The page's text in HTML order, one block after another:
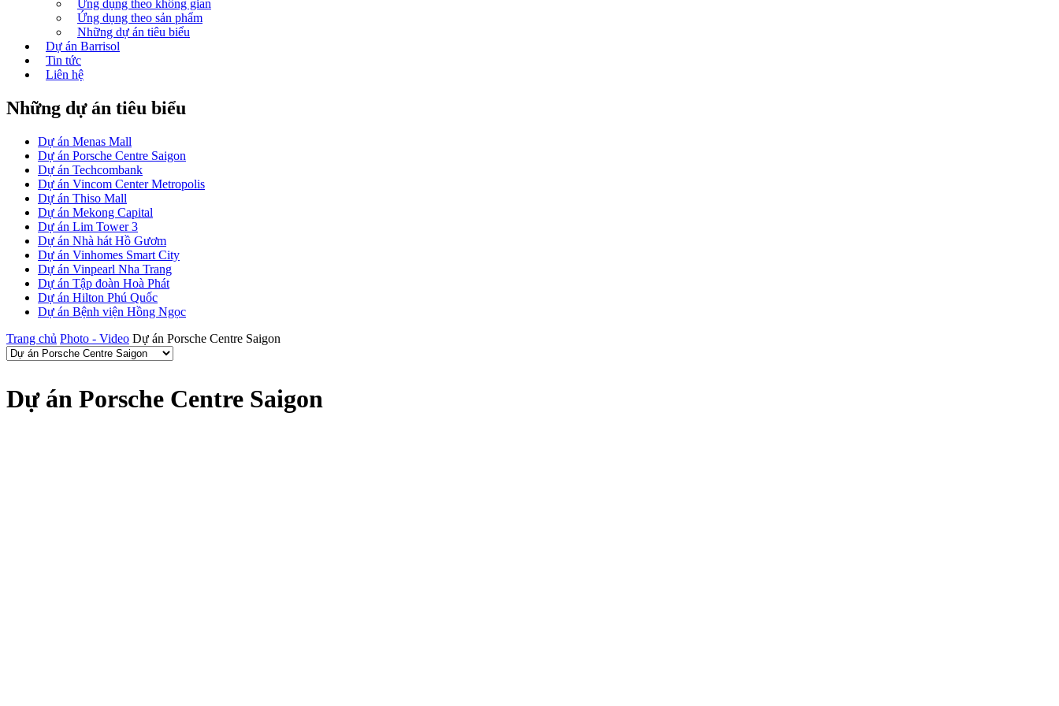
Ứng dụng theo không gian
Ứng dụng theo sản phẩm
Những dự án tiêu biểu
Dự án Barrisol
Tin tức
Liên hệ
Những dự án tiêu biểu
Dự án Menas Mall
Dự án Porsche Centre Saigon
Dự án Techcombank
Dự án Vincom Center Metropolis
Dự án Thiso Mall
Dự án Mekong Capital
Dự án Lim Tower 3
Dự án Nhà hát Hồ Gươm
Dự án Vinhomes Smart City
Dự án Vinpearl Nha Trang
Dự án Tập đoàn Hoà Phát
Dự án Hilton Phú Quốc
Dự án Bệnh viện Hồng Ngọc
Trang chủ Photo - Video Dự án Porsche Centre Saigon
Dự án Porsche Centre Saigon